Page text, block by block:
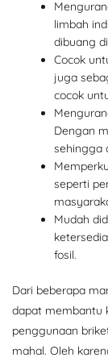
limbah
dibuang
Cocok
juga
cocok
Dengan
sehingga
seperti
Mudah
fosil.
Dari beberapa
dapat membantu
penggunaan
mahal. Oleh